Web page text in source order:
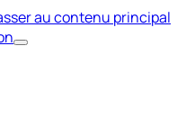
au contenu principal